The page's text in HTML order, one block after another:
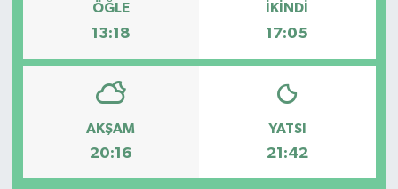
ÖĞLE
13:18
İKINDI
17:05
AKŞAM
20:16
YATSI
21:42
GÜNDEM
KÜLTÜR SANAT
MAGAZİN